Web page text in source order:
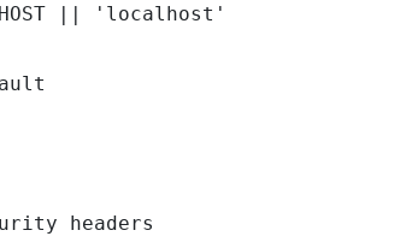
|| 'localhost'
headers